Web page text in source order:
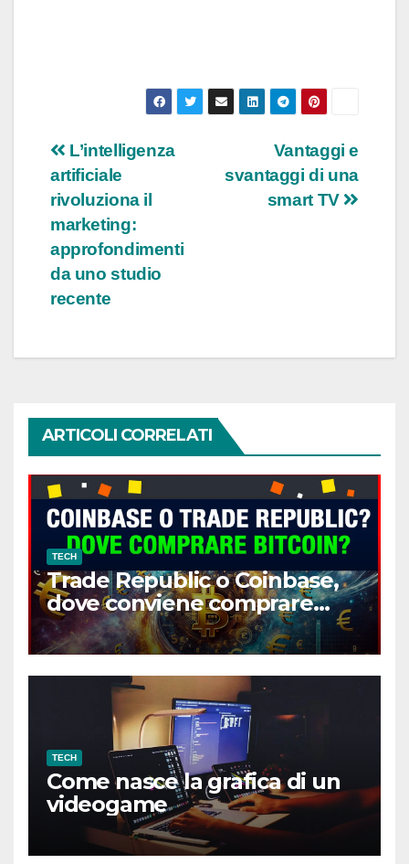
Navigazione
articoli
Vantaggi e
svantaggi di una
smart TV
L’intelligenza
artificiale
rivoluziona il
marketing:
approfondimenti
da uno studio
recente
ARTICOLI CORRELATI
TECH
Trade Republic o Coinbase,
dove conviene comprare
Bitcoin?
TECH
Come nasce la grafica di un
videogame